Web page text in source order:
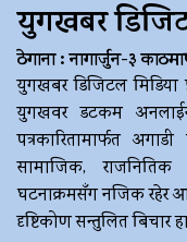
युगखबर
ठेगाना : नागार्जुन-३
युगखबर डिजिटल मिडिया
युगखवर डटकम अनलाईन
पत्रकारितामार्फत
सामाजिक,
घटनाक्रमसँग नजिक रहेर
दृष्टिकोण सन्तुलित बिचार